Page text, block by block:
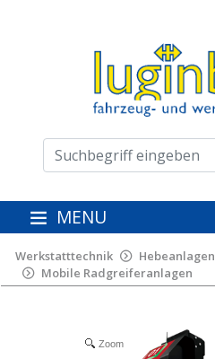
MENU
Werkstatttechnik
Hebeanlagen
Mobile Radgreiferanlagen
Zoom